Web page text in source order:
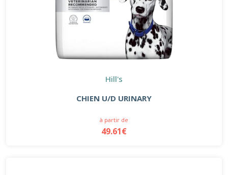
Hill's
CHIEN U/D URINARY
à partir de
49.61€